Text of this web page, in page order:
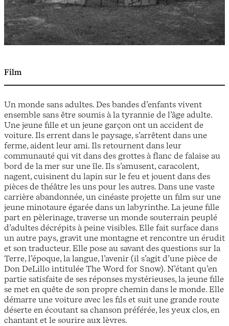
Film
Un monde sans adultes. Des bandes d’enfants vivent
ensemble sans être soumis à la tyrannie de l’âge adulte.
Une jeune fille et un jeune garçon ont un accident de
voiture. Ils errent dans le paysage, s’arrêtent dans une
ferme, aident leur ami. Ils retournent dans leur
communauté qui vit dans des grottes à flanc de falaise au
bord de la mer sur une île. Ils s’amusent, caracolent,
nagent, cuisinent du lapin sur le feu et jouent dans des
pièces de théâtre les uns pour les autres. Dans une vaste
carrière abandonnée, un cinéaste projette un film sur une
jeune minotaure égarée dans un labyrinthe. La jeune fille
part en pèlerinage, traverse un monde souterrain peuplé
d’adultes décrépits à peine visibles. Elle fait surface dans
un autre pays, gravit une montagne et rencontre un érudit
et son traducteur. Elle pose au savant des questions sur la
Terre, l’époque, la langue, l’avenir (il s’agit d’une pièce de
Don DeLillo intitulée The Word for Snow). N’étant qu’en
partie satisfaite de ses réponses mystérieuses, la jeune fille
se met en quête de son propre chemin dans le monde. Elle
démarre une voiture avec les fils et suit une grande route
déserte en écoutant sa chanson préférée, les yeux clos, en
chantant et le sourire aux lèvres.